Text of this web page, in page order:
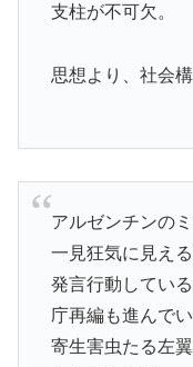
支柱が不可欠。
思想より、社会
アルゼンチンの
一見狂気に見え
発言行動してい
庁再編も進んで
寄生害虫たる左